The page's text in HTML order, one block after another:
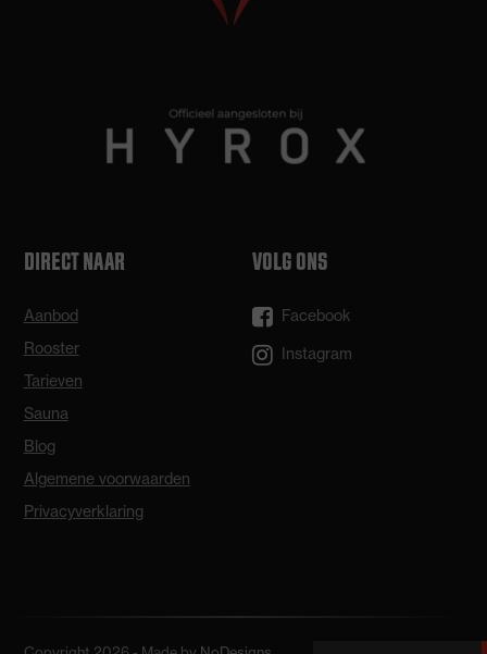
DIRECT NAAR
Aanbod
Rooster
Tarieven
Sauna
Blog
Algemene voorwaarden
Privacyverklaring
VOLG ONS
Facebook
Instagram